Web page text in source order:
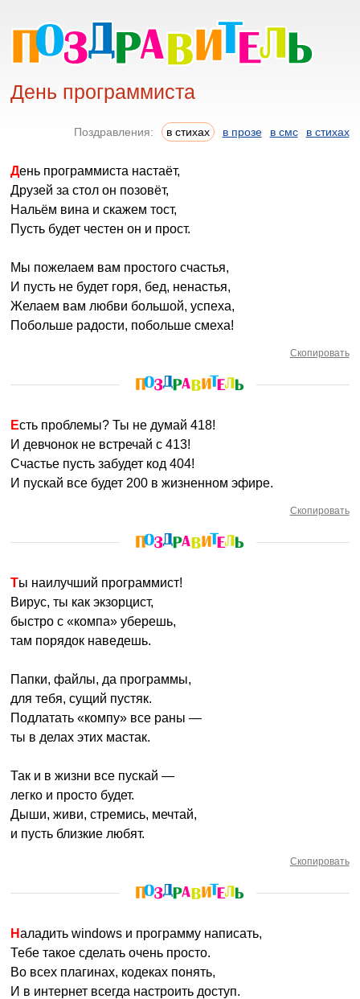
День программиста
Поздравления: в стихах в прозе в смс в стихах
День программиста настаёт,
Друзей за стол он позовёт,
Нальём вина и скажем тост,
Пусть будет честен он и прост.
Мы пожелаем вам простого счастья,
И пусть не будет горя, бед, ненастья,
Желаем вам любви большой, успеха,
Побольше радости, побольше смеха!
Скопировать
Есть проблемы? Ты не думай 418!
И девчонок не встречай с 413!
Счастье пусть забудет код 404!
И пускай все будет 200 в жизненном эфире.
Скопировать
Ты наилучший программист!
Вирус, ты как экзорцист,
быстро с «компа» уберешь,
там порядок наведешь.
Папки, файлы, да программы,
для тебя, сущий пустяк.
Подлатать «компу» все раны —
ты в делах этих мастак.
Так и в жизни все пускай —
легко и просто будет.
Дыши, живи, стремись, мечтай,
и пусть близкие любят.
Скопировать
Наладить windows и программу написать,
Тебе такое сделать очень просто.
Во всех плагинах, кодеках понять,
И в интернет всегда настроить доступ.